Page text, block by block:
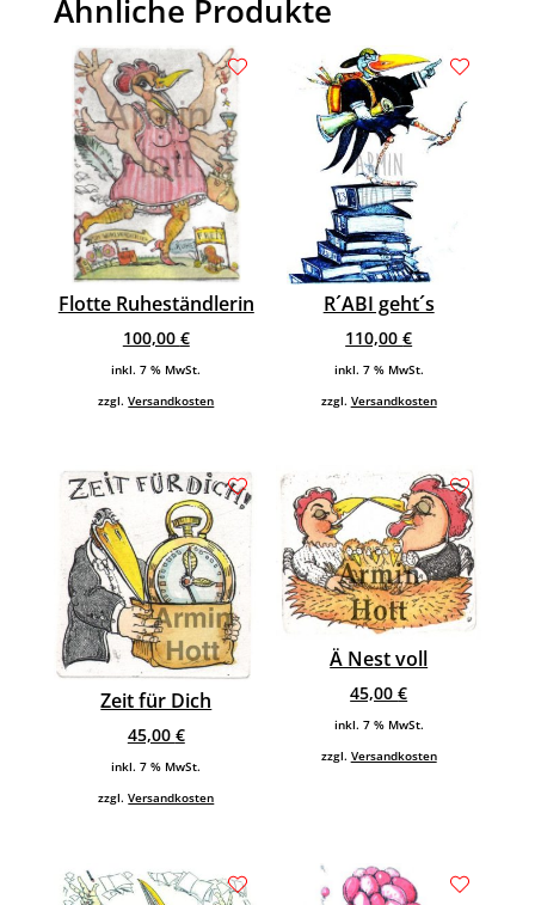
Ähnliche Produkte
Flotte Ruheständlerin
100,00 €
inkl. 7 % MwSt.
zzgl.Versandkosten
R´ABI geht´s
110,00€
inkl. 7 % MwSt.
zzgl. Versandkosten
Zeit für Dich
45,00 €
inkl. 7 % MwSt.
zzgl.Versandkosten
Ä Nest voll
45,00€
inkl. 7 % MwSt.
zzgl. Versandkosten